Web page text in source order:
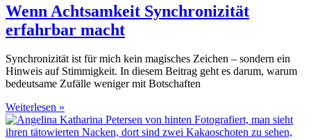
Wenn Achtsamkeit Synchronizität
erfahrbar macht
Synchronizität ist für mich kein magisches Zeichen – sondern ein
Hinweis auf Stimmigkeit. In diesem Beitrag geht es darum, warum
bedeutsame Zufälle weniger mit Botschaften
Weiterlesen »